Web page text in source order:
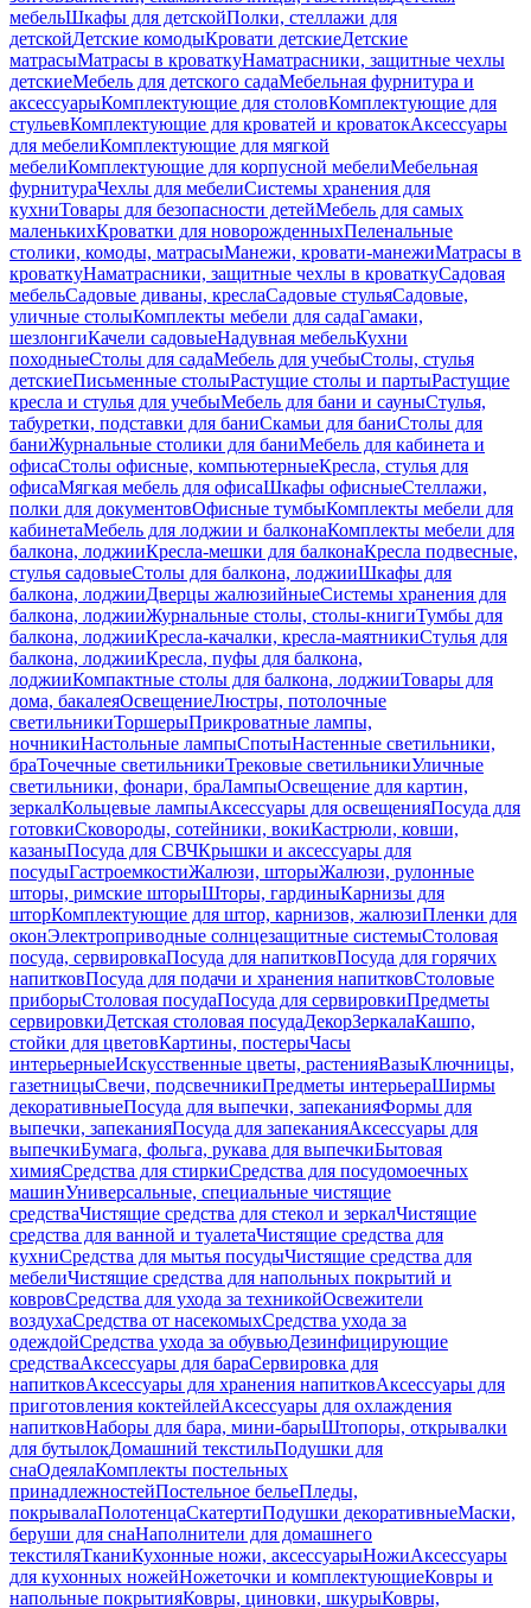
мебельШкафы для детскойПолки, стеллажи для
детскойДетские комодыКровати детскиеДетские
матрасыМатрасы в кроваткуНаматрасники, защитные чехлы
детскиеМебель для детского садаМебельная фурнитура и
аксессуарыКомплектующие для столовКомплектующие для
стульевКомплектующие для кроватей и кроватокАксессуары
для мебелиКомплектующие для мягкой
мебелиКомплектующие для корпусной мебелиМебельная
фурнитураЧехлы для мебелиСистемы хранения для
кухниТовары для безопасности детейМебель для самых
маленькихКроватки для новорожденныхПеленальные
столики, комоды, матрасыМанежи, кровати-манежиМатрасы в
кроваткуНаматрасники, защитные чехлы в кроваткуСадовая
мебельСадовые диваны, креслаСадовые стульяСадовые,
уличные столыКомплекты мебели для садаГамаки,
шезлонгиКачели садовыеНадувная мебельКухни
походныеСтолы для садаМебель для учебыСтолы, стулья
детскиеПисьменные столыРастущие столы и партыРастущие
кресла и стулья для учебыМебель для бани и сауныСтулья,
табуретки, подставки для баниСкамьи для баниСтолы для
баниЖурнальные столики для баниМебель для кабинета и
офисаСтолы офисные, компьютерныеКресла, стулья для
офисаМягкая мебель для офисаШкафы офисныеСтеллажи,
полки для документовОфисные тумбыКомплекты мебели для
кабинетаМебель для лоджии и балконаКомплекты мебели для
балкона, лоджииКресла-мешки для балконаКресла подвесные,
стулья садовыеСтолы для балкона, лоджииШкафы для
балкона, лоджииДверцы жалюзийныеСистемы хранения для
балкона, лоджииЖурнальные столы, столы-книгиТумбы для
балкона, лоджииКресла-качалки, кресла-маятникиСтулья для
балкона, лоджииКресла, пуфы для балкона,
лоджииКомпактные столы для балкона, лоджииТовары для
дома, бакалеяОсвещениеЛюстры, потолочные
светильникиТоршерыПрикроватные лампы,
ночникиНастольные лампыСпотыНастенные светильники,
браТочечные светильникиТрековые светильникиУличные
светильники, фонари, браЛампыОсвещение для картин,
зеркалКольцевые лампыАксессуары для освещенияПосуда для
готовкиСковороды, сотейники, вокиКастрюли, ковши,
казаныПосуда для СВЧКрышки и аксессуары для
посудыГастроемкостиЖалюзи, шторыЖалюзи, рулонные
шторы, римские шторыШторы, гардиныКарнизы для
шторКомплектующие для штор, карнизов, жалюзиПленки для
оконЭлектроприводные солнцезащитные системыСтоловая
посуда, сервировкаПосуда для напитковПосуда для горячих
напитковПосуда для подачи и хранения напитковСтоловые
приборыСтоловая посудаПосуда для сервировкиПредметы
сервировкиДетская столовая посудаДекорЗеркалаКашпо,
стойки для цветовКартины, постерыЧасы
интерьерныеИскусственные цветы, растенияВазыКлючницы,
газетницыСвечи, подсвечникиПредметы интерьераШирмы
декоративныеПосуда для выпечки, запеканияФормы для
выпечки, запеканияПосуда для запеканияАксессуары для
выпечкиБумага, фольга, рукава для выпечкиБытовая
химияСредства для стиркиСредства для посудомоечных
машинУниверсальные, специальные чистящие
средстваЧистящие средства для стекол и зеркалЧистящие
средства для ванной и туалетаЧистящие средства для
кухниСредства для мытья посудыЧистящие средства для
мебелиЧистящие средства для напольных покрытий и
ковровСредства для ухода за техникойОсвежители
воздухаСредства от насекомыхСредства ухода за
одеждойСредства ухода за обувьюДезинфицирующие
средстваАксессуары для бараСервировка для
напитковАксессуары для хранения напитковАксессуары для
приготовления коктейлейАксессуары для охлаждения
напитковНаборы для бара, мини-барыШтопоры, открывалки
для бутылокДомашний текстильПодушки для
снаОдеялаКомплекты постельных
принадлежностейПостельное бельеПледы,
покрывалаПолотенцаСкатертиПодушки декоративныеМаски,
беруши для снаНаполнители для домашнего
текстиляТканиКухонные ножи, аксессуарыНожиАксессуары
для кухонных ножейНожеточки и комплектующиеКовры и
напольные покрытияКовры, циновки, шкурыКовры,